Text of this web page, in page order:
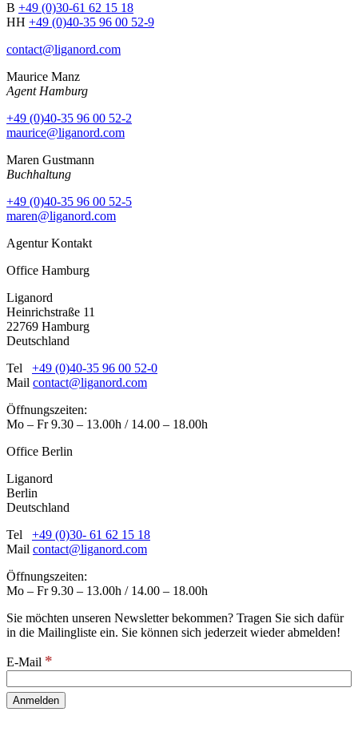
B +49 (0)30-61 62 15 18
HH +49 (0)40-35 96 00 52-9
contact@liganord.com
Maurice Manz
Agent Hamburg
+49 (0)40-35 96 00 52-2
maurice@liganord.com
Maren Gustmann
Buchhaltung
+49 (0)40-35 96 00 52-5
maren@liganord.com
Agentur Kontakt
Office Hamburg
Liganord
Heinrichstraße 11
22769 Hamburg
Deutschland
Tel +49 (0)40-35 96 00 52-0
Mail contact@liganord.com
Öffnungszeiten:
Mo – Fr 9.30 – 13.00h / 14.00 – 18.00h
Office Berlin
Liganord
Berlin
Deutschland
Tel +49 (0)30- 61 62 15 18
Mail contact@liganord.com
Öffnungszeiten:
Mo – Fr 9.30 – 13.00h / 14.00 – 18.00h
Sie möchten unseren Newsletter bekommen? Tragen Sie sich dafür
in die Mailingliste ein. Sie können sich jederzeit wieder abmelden!
E-Mail *